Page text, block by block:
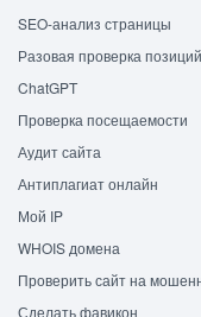
SEO-анализ страницы
Разовая проверка позиций
ChatGPT
Проверка посещаемости
Аудит сайта
Антиплагиат онлайн
Мой IP
WHOIS домена
Проверить сайт на
Сделать фавикон